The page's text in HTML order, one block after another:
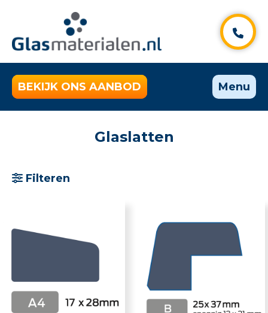
BEKIJK ONS AANBOD Menu
Glaslatten
Filteren
Alle producten
Gereedschappen
Glaslatten